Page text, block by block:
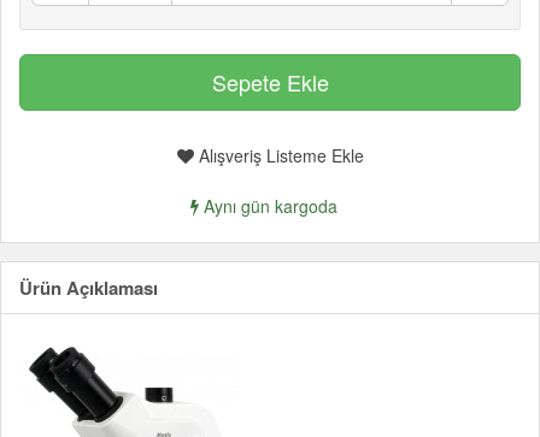
Alışveriş Listeme Ekle
Aynı gün kargoda
Ürün Açıklaması